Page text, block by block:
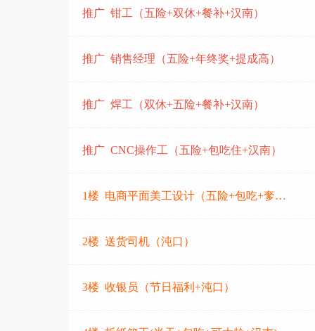
武汉精昊科技有限公司
汉阳水管家桶装水配送
深圳科捷物流有限公司
武汉经济技术开发区爱之名摄影馆
武汉嘉晨电子技术股份有限公司
武汉莱克石化有限公司
湖北惠铭大药房连锁有限公司
推广 钳工（五险+双休+餐补+汉南）
推广 销售经理（五险+年终奖+提成高）
推广 焊工（双休+五险+餐补+汉南）
推广 CNC操作工（五险+包吃住+汉南）
1楼 电商平面美工设计（五险+包吃+奓山）
2楼 送货司机（沌口）
3楼 收银员（节日福利+沌口）